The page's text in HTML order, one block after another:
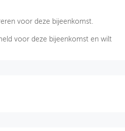
voor deze bijeenkomst.
voor deze bijeenkomst en wilt